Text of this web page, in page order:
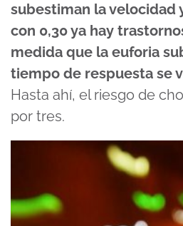
subestiman la velocidad
con 0,30 ya hay
medida que la euforia
tiempo de respuesta se
Hasta ahí, el riesgo de
por tres.